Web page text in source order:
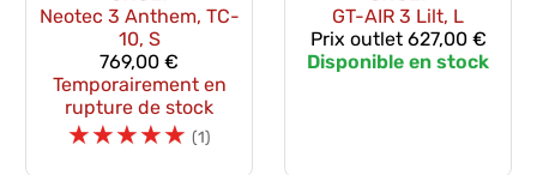
Neotec 3 Anthem, TC-
10, S
769,00 €
Temporairement en
rupture de stock
☆☆☆☆☆ (1)
GT-AIR 3 Lilt, L
Prix outlet627,00 €
Disponible en stock